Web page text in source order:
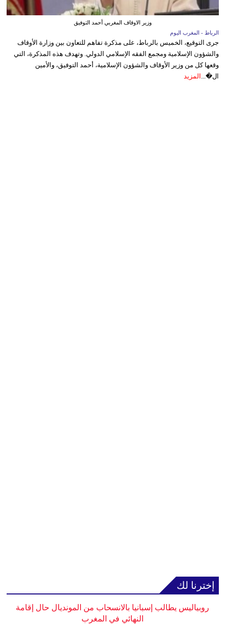
وزير الاوقاف المغربي أحمد التوفيق
الرباط - المغرب اليوم
جرى التوقيع، الخميس بالرباط، على مذكرة تفاهم للتعاون بين وزارة الأوقاف
والشؤون الإسلامية ومجمع الفقه الإسلامي الدولي. وتهدف هذه المذكرة، التي
وقعها كل من وزير الأوقاف والشؤون الإسلامية، أحمد التوفيق، والأمين
ال�... المزيد
إخترنا لك
روبياليس يطالب إسبانيا بالانسحاب من المونديال حال إقامة
النهائي في المغرب